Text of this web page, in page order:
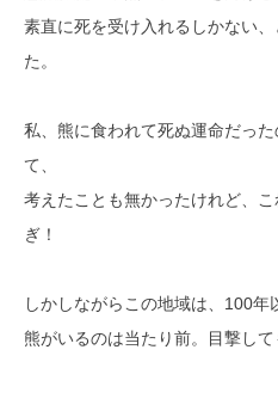
素直に死を受け入れるしかない
た。
私、熊に食われて死ぬ運命だっ
て、
考えたことも無かったけれど、
ぎ！
しかしながらこの地域は、100年
熊がいるのは当たり前。目撃して